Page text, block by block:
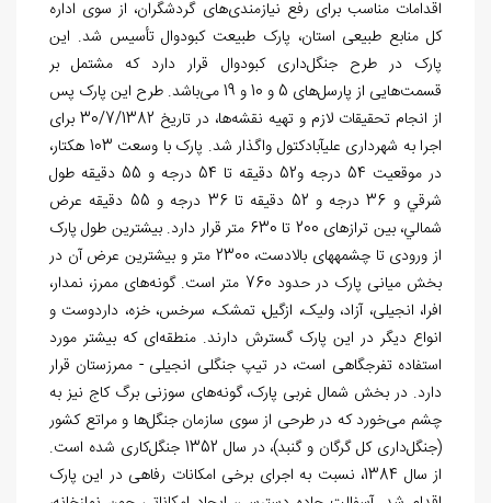
اقدامات مناسب برای رفع نیازمندی‌های گردشگران، از سوی اداره
کل منابع طبیعی استان، پارک طبیعت کبودوال تأسیس شد. این
پارک در طرح جنگل‌داری کبودوال قرار دارد که مشتمل بر
قسمت‌هایی از پارسل‌های 5 و 10 و 19 می‌باشد. طرح این پارک پس
از انجام تحقیقات لازم و تهیه نقشه‌ها، در تاریخ 30/7/1382 برای
اجرا به شهرداری علی‎آبادکتول واگذار شد. پارک با وسعت 103 هکتار،
در موقعیت 54 درجه و52 دقیقه تا 54 درجه و 55 دقیقه طول
شرقي و 36 درجه و 52 دقیقه تا 36 درجه و 55 دقیقه عرض
شمالي، بین ترازهای 200 تا 630 متر قرار دارد. بیشترین طول پارک
از ورودی تا چشمه‎های بالادست، 2300 متر و بیشترین عرض آن در
بخش میانی پارک در حدود 760 متر است. گونه‌های ممرز، نمدار،
افرا، انجیلی، آزاد، ولیک، ازگیل، تمشک، سرخس، خزه، داردوست و
انواع دیگر در این پارک گسترش دارند. منطقه‌ای که بیشتر مورد
استفاده تفرجگاهی است، در تیپ جنگلی انجیلی - ممرزستان قرار
دارد. در بخش شمال غربی پارک، گونه‌های سوزنی برگ کاج نیز به
چشم می‌خورد که در طرحی از سوی سازمان جنگل‌ها و مراتع کشور
(جنگل‌داری کل گرگان و گنبد)، در سال 1352 جنگل‌کاری شده است.
از سال 1384، نسبت به اجراى برخى امكانات رفاهى در این پارک